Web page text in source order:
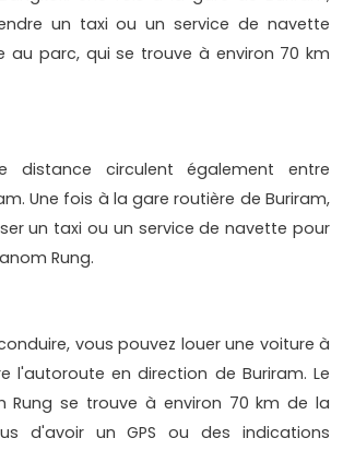
un taxi ou un service de navette
au parc, qui se trouve à environ 70 km
distance circulent également entre
Une fois à la gare routière de Buriram,
un taxi ou un service de navette pour
Rung.
vous pouvez louer une voiture à
l'autoroute en direction de Buriram. Le
Rung se trouve à environ 70 km de la
d'avoir un GPS ou des indications